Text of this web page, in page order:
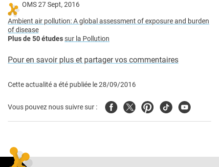
OMS 27 Sept, 2016
Ambient air pollution: A global assessment of exposure and burden
of disease
Plus de 50 étudessur la Pollution
Pour en savoir plus et partager vos commentaires
Cette actualité a été publiée le28/09/2016
Vous pouvez nous suivre sur : FacebookTwitterPinterest
TiktokYoutube